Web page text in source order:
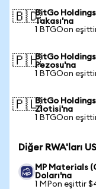
🇧🇩BitGo
Takası'na
1 BTGOon
🇵🇭BitGo
Pezosu'na
1 BTGOon
🇵🇱BitGo
Zlotisi'na
1 BTGOon
Diğer RWA'ları
MP Materials
Doları'na
1 MPon eşittir